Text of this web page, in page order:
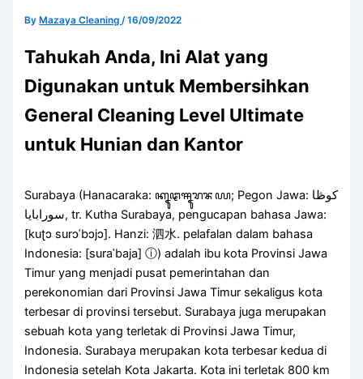
By Mazaya Cleaning/16/09/2022
Tahukah Anda, Ini Alat yang
Digunakan untuk Membersihkan
General Cleaning Level Ultimate
untuk Hunian dan Kantor
Surabaya (Hanacaraka: ꦏꦹꦛꦯꦹꦫꦨꦪ; Pegon Jawa: كوڟا
سورابايا, tr. Kutha Surabaya, pengucapan bahasa Jawa:
[kuʈɔ surɔˈbɔjɔ]. Hanzi: 泗水. pelafalan dalam bahasa
Indonesia: [suraˈbaja] ⓘ) adalah ibu kota Provinsi Jawa
Timur yang menjadi pusat pemerintahan dan
perekonomian dari Provinsi Jawa Timur sekaligus kota
terbesar di provinsi tersebut. Surabaya juga merupakan
sebuah kota yang terletak di Provinsi Jawa Timur,
Indonesia. Surabaya merupakan kota terbesar kedua di
Indonesia setelah Kota Jakarta. Kota ini terletak 800 km